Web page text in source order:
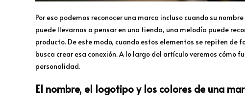
Por eso podemos reconocer una marca incluso cuando su
puede llevarnos a pensar en una tienda, una melodía puede
producto. De este modo, cuando estos elementos se repiten de
busca crear esa conexión. A lo largo del artículo veremos cómo
personalidad.
El nombre, el logotipo y los colores de una